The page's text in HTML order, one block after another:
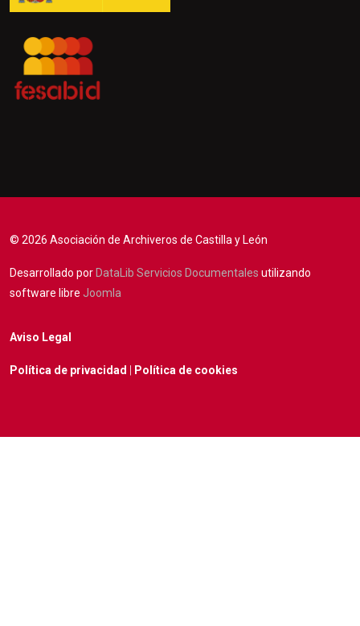
© 2026 Asociación de Archiveros de Castilla y León
Desarrollado por DataLib Servicios Documentales utilizando
software libre Joomla
Aviso Legal
Política de privacidad Política de cookies